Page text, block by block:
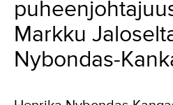
Markku
Nybondas-